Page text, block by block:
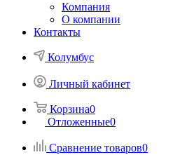
Компания
О компании
Контакты
Колумбус
Личный кабинет
Корзина0
Отложенные0
Сравнение товаров0